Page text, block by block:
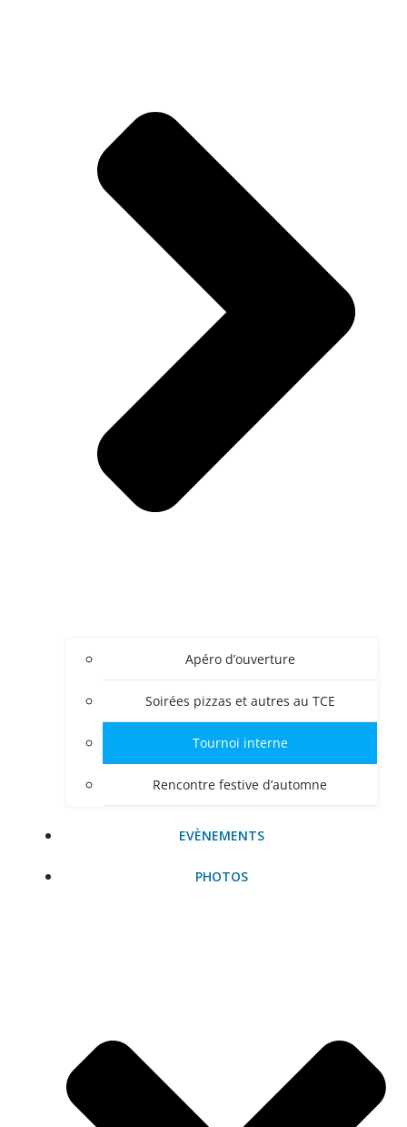
Apéro d’ouverture
Soirées pizzas et autres au TCE
Tournoi interne
Rencontre festive d’automne
EVÈNEMENTS
PHOTOS